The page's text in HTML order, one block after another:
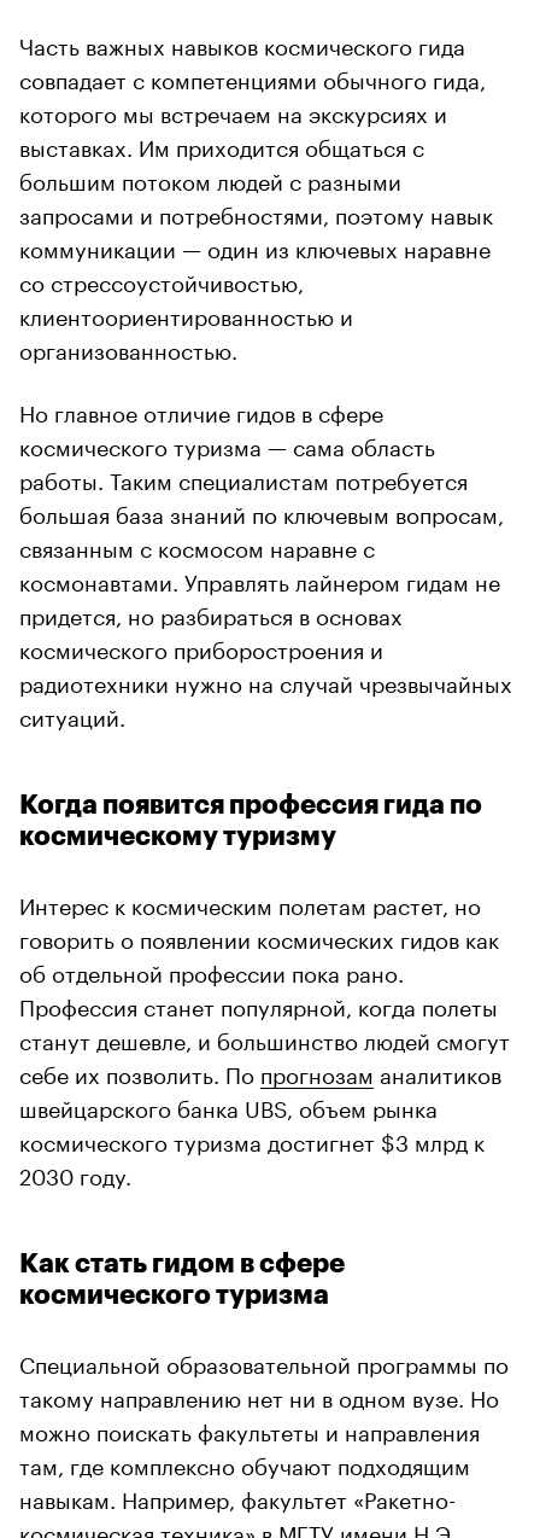
Часть важных навыков космического гида
совпадает с компетенциями обычного гида,
которого мы встречаем на экскурсиях и
выставках. Им приходится общаться с
большим потоком людей с разными
запросами и потребностями, поэтому навык
коммуникации — один из ключевых наравне
со стрессоустойчивостью,
клиентоориентированностью и
организованностью.
Но главное отличие гидов в сфере
космического туризма — сама область
работы. Таким специалистам потребуется
большая база знаний по ключевым вопросам,
связанным с космосом наравне с
космонавтами. Управлять лайнером гидам не
придется, но разбираться в основах
космического приборостроения и
радиотехники нужно на случай чрезвычайных
ситуаций.
Когда появится профессия гида по
космическому туризму
Интерес к космическим полетам растет, но
говорить о появлении космических гидов как
об отдельной профессии пока рано.
Профессия станет популярной, когда полеты
станут дешевле, и большинство людей смогут
себе их позволить. По прогнозам аналитиков
швейцарского банка UBS, объем рынка
космического туризма достигнет $3 млрд к
2030 году.
Как стать гидом в сфере
космического туризма
Специальной образовательной программы по
такому направлению нет ни в одном вузе. Но
можно поискать факультеты и направления
там, где комплексно обучают подходящим
навыкам. Например, факультет «Ракетно-
космическая техника» в МГТУ имени Н.Э.